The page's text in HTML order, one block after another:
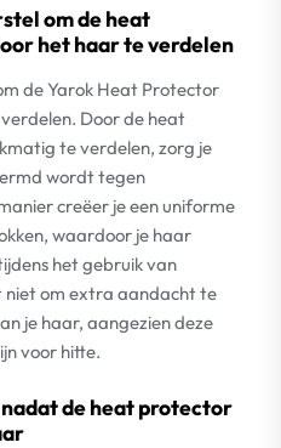
om de heat
het haar te verdelen
de Yarok Heat Protector
Door de heat
te verdelen, zorg je
wordt tegen
creëer je een uniforme
waardoor je haar
het gebruik van
om extra aandacht te
je haar, aangezien deze
voor hitte.
de heat protector